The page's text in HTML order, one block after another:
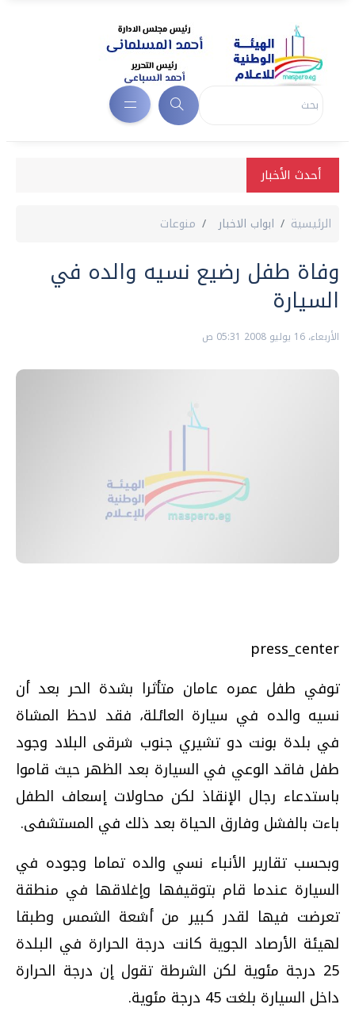
أحدث الأخبار
الرئيسية ابواب الاخبار منوعات
وفاة طفل رضيع نسيه والده في
السيارة
الأربعاء، 16 يوليو 2008 05:31 ص
press_center
توفي طفل عمره عامان متأثرا بشدة الحر بعد أن
نسيه والده في سيارة العائلة، فقد لاحظ المشاة
في بلدة بونت دو تشيري جنوب شرقى البلاد وجود
طفل فاقد الوعي في السيارة بعد الظهر حيث قاموا
باستدعاء رجال الإنقاذ لكن محاولات إسعاف الطفل
باءت بالفشل وفارق الحياة بعد ذلك في المستشفى.
وبحسب تقارير الأنباء نسي والده تماما وجوده في
السيارة عندما قام بتوقيفها وإغلاقها في منطقة
تعرضت فيها لقدر كبير من أشعة الشمس وطبقا
لهيئة الأرصاد الجوية كانت درجة الحرارة في البلدة
25 درجة مئوية لكن الشرطة تقول إن درجة الحرارة
داخل السيارة بلغت 45 درجة مئوية.